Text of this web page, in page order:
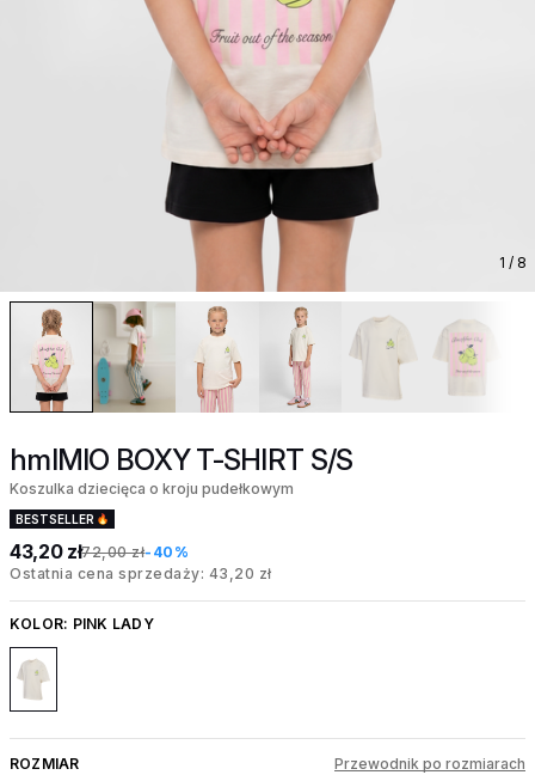
1 / 8
hmlMIO BOXY T-SHIRT S/S
Koszulka dziecięca o kroju pudełkowym
BESTSELLER
43,20 zł72,00 zł-40%
Ostatnia cena sprzedaży: 43,20 zł
KOLOR: PINK LADY
ROZMIAR Przewodnik po rozmiarach